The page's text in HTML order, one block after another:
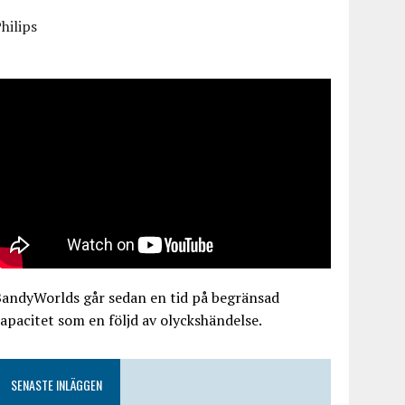
går sedan en tid på begränsad
som en följd av olyckshändelse.
SENASTE INLÄGGEN